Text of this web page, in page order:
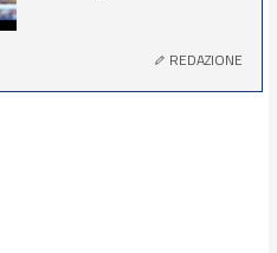
REDAZIONE